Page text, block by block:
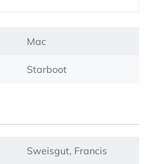
Mac
Starboot
Sweisgut, Francis